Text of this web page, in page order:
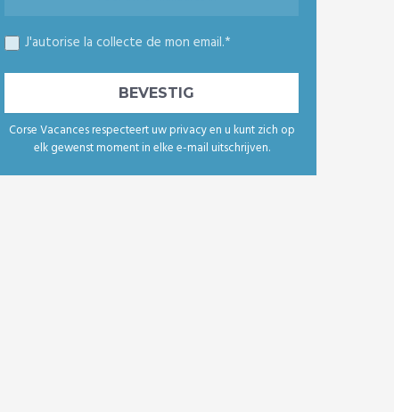
J'autorise la collecte de mon email.*
Corse Vacances respecteert uw privacy en u kunt zich op
elk gewenst moment in elke e-mail uitschrijven.